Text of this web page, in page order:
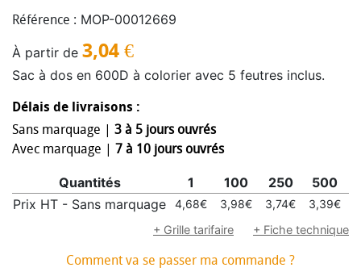
Référence : MOP-00012669
À partir de 3,04 €
Sac à dos en 600D à colorier avec 5 feutres inclus.
Délais de livraisons :
Sans marquage | 3 à 5 jours ouvrés
Avec marquage | 7 à 10 jours ouvrés
Quantités 1 100 250 500
Prix HT - Sans marquage
4,68€ 3,98€ 3,74€ 3,39€
+ Grille tarifaire
+ Fiche technique
Comment va se passer ma commande ?